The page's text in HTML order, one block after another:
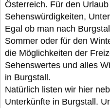
Österreich. Für den
Sehenswürdigkeiten,
Egal ob man nach
Sommer oder für den
die Möglichkeiten der
Sehenswertes und alles
in Burgstall.
Natürlich listen wir hier
Unterkünfte in Burgstall.